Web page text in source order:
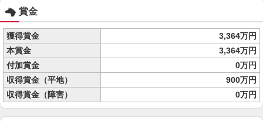
賞金
獲得賞金
3,364万円
本賞金
3,364万円
付加賞金
0万円
収得賞金（平地）
900万円
収得賞金（障害）
0万円